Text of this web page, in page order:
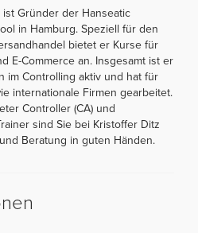
ist Gründer der Hanseatic
in Hamburg. Speziell für den
bietet er Kurse für
E-Commerce an. Insgesamt ist er
im Controlling aktiv und hat für
internationale Firmen gearbeitet.
Controller (CA) und
sind Sie bei Kristoffer Ditz
Beratung in guten Händen.